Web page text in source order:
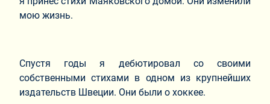
мою жизнь.
Спустя годы я дебютировал со своими
собственными стихами в одном из крупнейших
издательств Швеции. Они были о хоккее.